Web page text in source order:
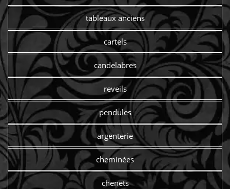
tableaux anciens
cartels
candelabres
reveils
pendules
argenterie
cheminées
chenets